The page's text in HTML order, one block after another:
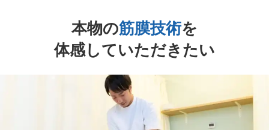
本物の筋膜技術を
体感していただきたい